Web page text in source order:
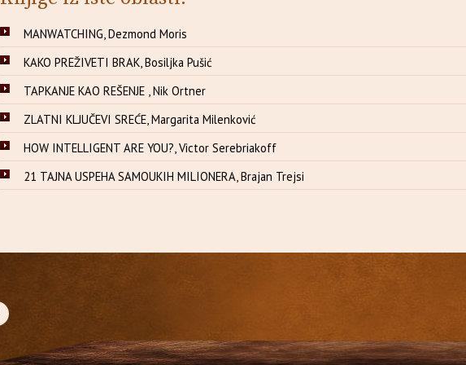
MANWATCHING, Dezmond Moris
KAKO PREŽIVETI BRAK, Bosiljka Pušić
TAPKANJE KAO REŠENJE , Nik Ortner
ZLATNI KLJUČEVI SREĆE, Margarita Milenković
HOW INTELLIGENT ARE YOU?, Victor Serebriakoff
21 TAJNA USPEHA SAMOUKIH MILIONERA, Brajan Trejsi